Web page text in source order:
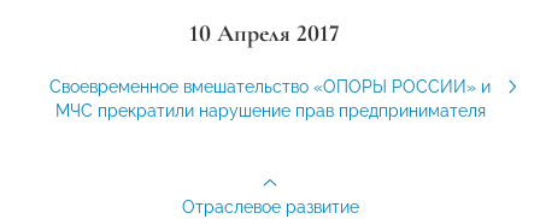
10 Апреля 2017
Своевременное вмешательство «ОПОРЫ РОССИИ» и
МЧС прекратили нарушение прав предпринимателя
Отраслевое развитие